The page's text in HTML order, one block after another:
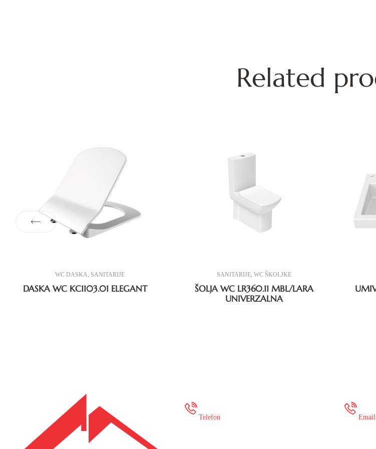
Related
WC DASKA, SANITARIJE
DASKA WC KC1103.01 ELEGANT
SANITARIJE,WC ŠKOLJKE
ŠOLJA WC LR360.11 MBL/LARA
UNIVERZALNA
Telefon Email